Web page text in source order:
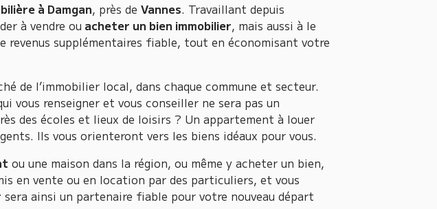
à Damgan, près de Vannes. Travaillant depuis
à vendre ou acheter un bien immobilier, mais aussi à le
revenus supplémentaires fiable, tout en économisant votre
de l’immobilier local, dans chaque commune et secteur.
vous renseigner et vous conseiller ne sera pas un
des écoles et lieux de loisirs ? Un appartement à louer
Ils vous orienteront vers les biens idéaux pour vous.
ou une maison dans la région, ou même y acheter un bien,
en vente ou en location par des particuliers, et vous
sera ainsi un partenaire fiable pour votre nouveau départ